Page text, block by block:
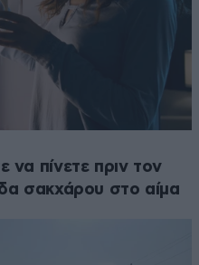
να πίνετε πριν τον
σακχάρου στο αίμα